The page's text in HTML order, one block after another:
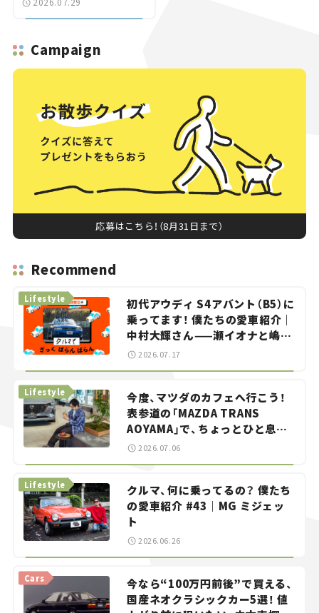
Campaign
応募はこちら！（8月31日まで）
Recommend
初代アウディ S4アバント（B5）に
乗ってます！ 僕たちの愛車紹介｜
中村大輝さん——瀬イオナと嶋田
智之の「クルマでざっくばらんば
Lifestyle
2026.07.17
今度、マツダのカフェへ行こう！
表参道の「MAZDA TRANS
AOYAMA」で、ちょっとひと息。
——連載｜CCGとクルマでどうす
Lifestyle
2026.07.06
クルマ、何に乗ってるの？ 僕たち
の愛車紹介 #43｜MG ミジェッ
ト
Lifestyle
2026.06.26
今なら“100万円前後”で買える、
国産ネオクラシックカー5選！ 値
Cars